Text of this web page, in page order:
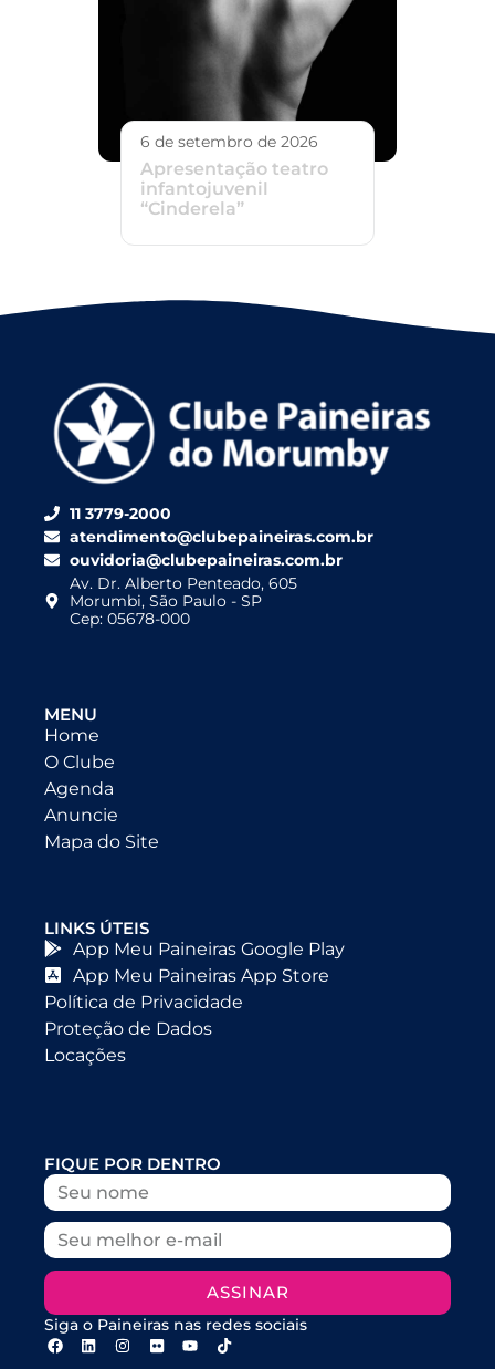
6 de setembro de 2026
Apresentação teatro
infantojuvenil
“Cinderela”
11 3779-2000
atendimento@clubepaineiras.com.br
ouvidoria@clubepaineiras.com.br
Av. Dr. Alberto Penteado, 605
Morumbi, São Paulo - SP
Cep: 05678-000
MENU
Home
O Clube
Agenda
Anuncie
Mapa do Site
LINKS ÚTEIS
App Meu Paineiras Google Play
App Meu Paineiras App Store
Política de Privacidade
Proteção de Dados
Locações
FIQUE POR DENTRO
ASSINAR
Siga o Paineiras nas redes sociais